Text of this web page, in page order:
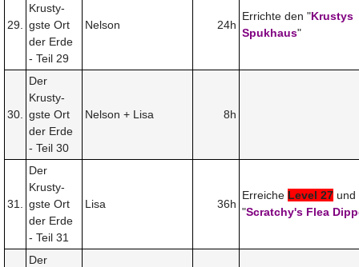
29.
Krusty-
gste Ort
der Erde
- Teil 29
Nelson 24h
Errichte den "Krustys
Spukhaus"
30.
Der
Krusty-
gste Ort
der Erde
- Teil 30
Nelson + Lisa 8h
31.
Der
Krusty-
gste Ort
der Erde
- Teil 31
Lisa 36h
Erreiche Level 27 und
"Scratchy's Flea
Der